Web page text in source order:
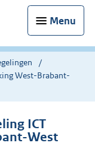
Menu
West-Brabant-
ICT
West